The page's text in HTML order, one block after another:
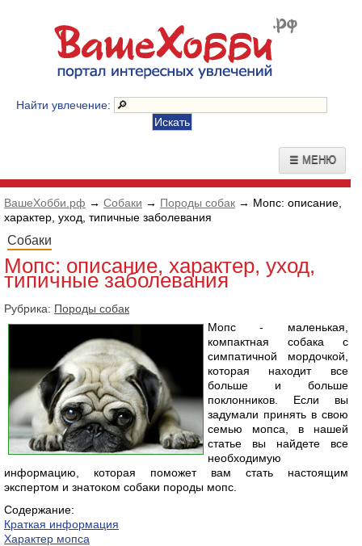
Найти увлечение:
☰ МЕНЮ
ВашеХобби.рф → Собаки → Породы собак → Мопс: описание,
характер, уход, типичные заболевания
Собаки
Мопс: описание, характер, уход,
типичные заболевания
Рубрика: Породы собак
Мопс - маленькая,
компактная собака с
симпатичной мордочкой,
которая находит все
больше и больше
поклонников. Если вы
задумали принять в свою
семью мопса, в нашей
статье вы найдете все
необходимую
информацию, которая поможет вам стать настоящим
экспертом и знатоком собаки породы мопс.
Содержание:
Краткая информация
Характер мопса